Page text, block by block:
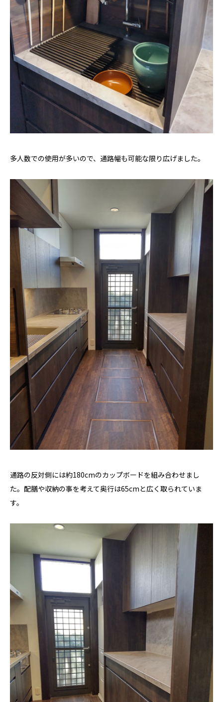
多人数での使用が多いので、通路幅も可能な限り広げました。
通路の反対側には約180cmのカップボードを組み合わせまし
た。配膳や収納の事を考えて奥行は65cmと広く取られていま
す。